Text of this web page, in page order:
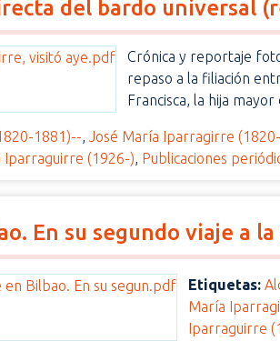
del bardo universal
Crónica y reportaje
repaso a la filiación
Francisca, la hija
1881)--,José María Iparragirre
Iparraguirre (1926-), Publicaciones
En su segundo viaje a
Etiquetas:
María
Iparraguirre